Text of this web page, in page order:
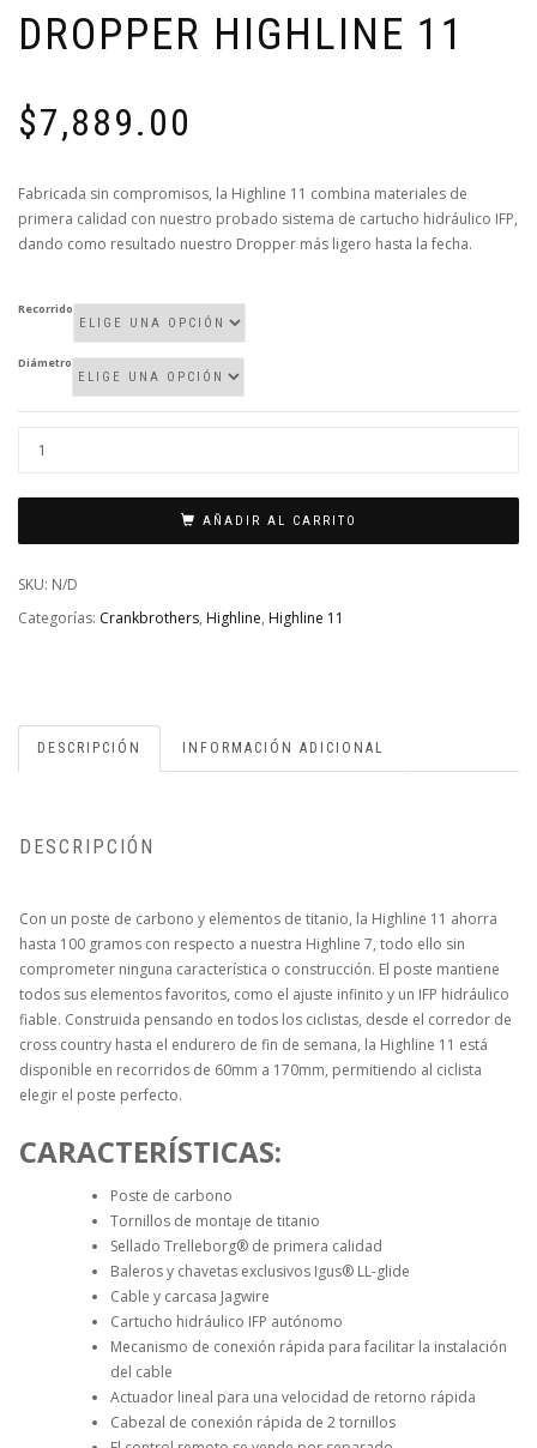
DROPPER HIGHLINE 11
$7,889.00
Fabricada sin compromisos, la Highline 11 combina materiales de
primera calidad con nuestro probado sistema de cartucho hidráulico IFP,
dando como resultado nuestro Dropper más ligero hasta la fecha.
Recorrido
Diámetro
DROPPER
CANTIDAD
AÑADIR AL CARRITO
SKU: N/D
Categorías: Crankbrothers, Highline, Highline 11
DESCRIPCIÓN INFORMACIÓN ADICIONAL
DESCRIPCIÓN
Con un poste de carbono y elementos de titanio, la Highline 11 ahorra
hasta 100 gramos con respecto a nuestra Highline 7, todo ello sin
comprometer ninguna característica o construcción. El poste mantiene
todos sus elementos favoritos, como el ajuste infinito y un IFP hidráulico
fiable. Construida pensando en todos los ciclistas, desde el corredor de
cross country hasta el endurero de fin de semana, la Highline 11 está
disponible en recorridos de 60mm a 170mm, permitiendo al ciclista
elegir el poste perfecto.
CARACTERÍSTICAS:
Poste de carbono
Tornillos de montaje de titanio
Sellado Trelleborg® de primera calidad
Baleros y chavetas exclusivos Igus® LL-glide
Cable y carcasa Jagwire
Cartucho hidráulico IFP autónomo
Mecanismo de conexión rápida para facilitar la instalación
del cable
Actuador lineal para una velocidad de retorno rápida
Cabezal de conexión rápida de 2 tornillos